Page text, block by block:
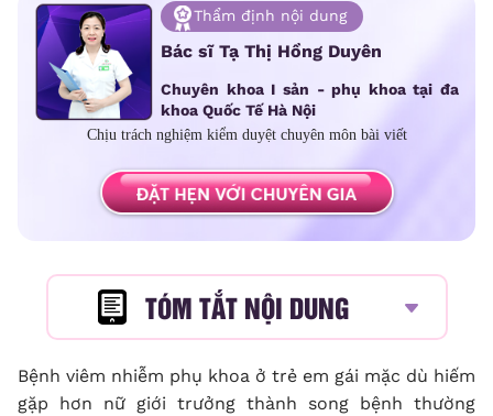
Thẩm định nội dung
Bác sĩ Tạ Thị Hồng Duyên
Chuyên khoa I sản - phụ khoa tại đa
khoa Quốc Tế Hà Nội
Chịu trách nghiệm kiểm duyệt chuyên môn bài viết
TÓM TẮT NỘI DUNG
Bệnh viêm nhiễm phụ khoa ở trẻ em gái mặc dù hiếm
gặp hơn nữ giới trưởng thành song bệnh thường